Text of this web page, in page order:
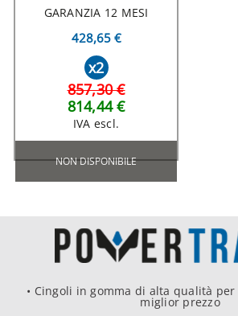
GARANZIA 12 MESI
428,65 €
x2
857,30 €
814,44 €
IVA escl.
NON DISPONIBILE
• Cingoli in gomma di alta qualità
miglior prezzo